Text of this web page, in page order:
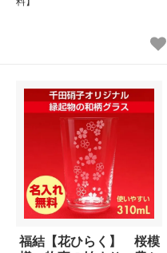
福結【花ひらく】 桜模